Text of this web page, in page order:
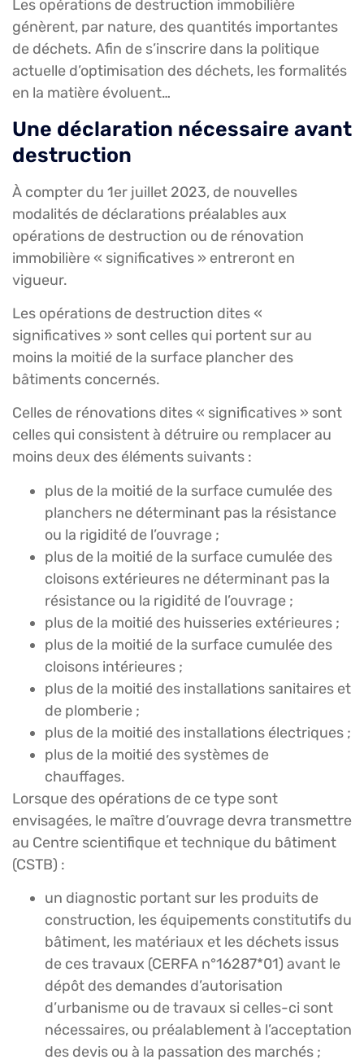
Les opérations de destruction immobilière
génèrent, par nature, des quantités importantes
de déchets. Afin de s’inscrire dans la politique
actuelle d’optimisation des déchets, les formalités
en la matière évoluent…
Une déclaration nécessaire avant
destruction
À compter du 1er juillet 2023, de nouvelles
modalités de déclarations préalables aux
opérations de destruction ou de rénovation
immobilière « significatives » entreront en
vigueur.
Les opérations de destruction dites «
significatives » sont celles qui portent sur au
moins la moitié de la surface plancher des
bâtiments concernés.
Celles de rénovations dites « significatives » sont
celles qui consistent à détruire ou remplacer au
moins deux des éléments suivants :
plus de la moitié de la surface cumulée des
planchers ne déterminant pas la résistance
ou la rigidité de l’ouvrage ;
plus de la moitié de la surface cumulée des
cloisons extérieures ne déterminant pas la
résistance ou la rigidité de l’ouvrage ;
plus de la moitié des huisseries extérieures ;
plus de la moitié de la surface cumulée des
cloisons intérieures ;
plus de la moitié des installations sanitaires et
de plomberie ;
plus de la moitié des installations électriques ;
plus de la moitié des systèmes de
chauffages.
Lorsque des opérations de ce type sont
envisagées, le maître d’ouvrage devra transmettre
au Centre scientifique et technique du bâtiment
(CSTB) :
un diagnostic portant sur les produits de
construction, les équipements constitutifs du
bâtiment, les matériaux et les déchets issus
de ces travaux (CERFA n°16287*01) avant le
dépôt des demandes d’autorisation
d’urbanisme ou de travaux si celles-ci sont
nécessaires, ou préalablement à l’acceptation
des devis ou à la passation des marchés ;